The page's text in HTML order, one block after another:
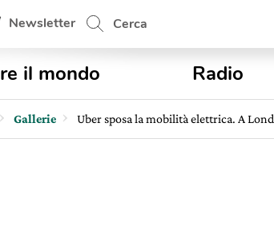
Newsletter Cerca
il mondo Radio
Gallerie Uber sposa la mobilità elettrica. A